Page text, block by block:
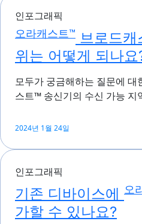
인포그래픽
오라캐스트™ 브로드캐
위는 어떻게 되나요
모두가 궁금해하는 질문에 대
스트™ 송신기의 수신 가능 지
2024년 1월 24일
인포그래픽
기존 디바이스에 오
가할 수 있나요?